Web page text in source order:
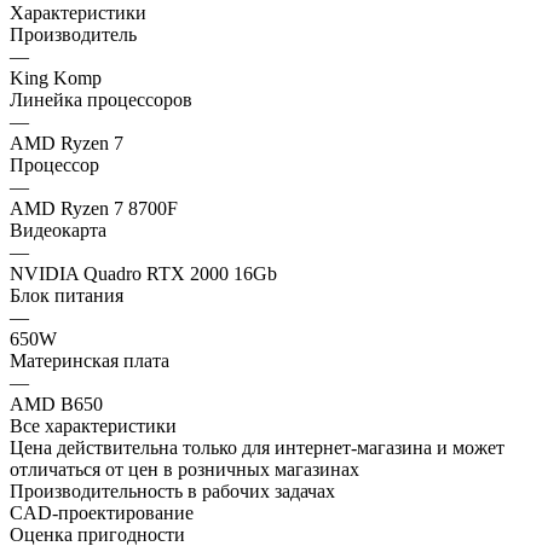
Характеристики
Производитель
—
King Komp
Линейка процессоров
—
AMD Ryzen 7
Процессор
—
AMD Ryzen 7 8700F
Видеокарта
—
NVIDIA Quadro RTX 2000 16Gb
Блок питания
—
650W
Материнская плата
—
AMD B650
Все характеристики
Цена действительна только для интернет-магазина и может
отличаться от цен в розничных магазинах
Производительность в рабочих задачах
CAD-проектирование
Оценка пригодности